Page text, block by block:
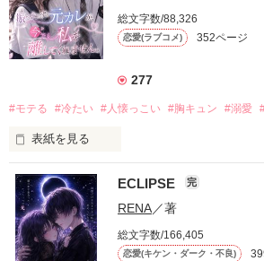
総文字数/88,326
恋愛(ラブコメ) 352ページ
277
#モテる #冷たい #人懐っこい #胸キュン #溺愛
表紙を見る
「好きだったから、別れを選んだ。」
モテる人を好きになるのが怖かった。
だから私は、中学時代に大好きだった彼を
ECLIPSE 完
RENA／著
総文字数/166,405
恋愛(キケン・ダーク・不良)